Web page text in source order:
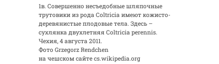
1в. Совершенно несъедобные шляпочные
трутовики из рода Coltricia имеют кожисто-
деревянистые плодовые тела. Здесь –
сухлянка двухлетняя Coltricia perennis.
Чехия, 4 августа 2011.
Фото Grzegorz Rendchen
на чешском сайте cs.wikipedia.org